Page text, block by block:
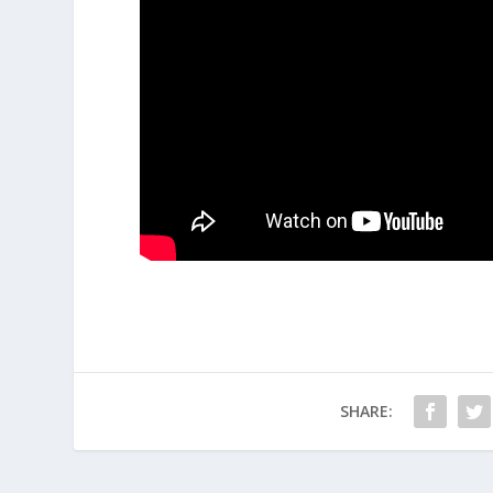
SHARE: